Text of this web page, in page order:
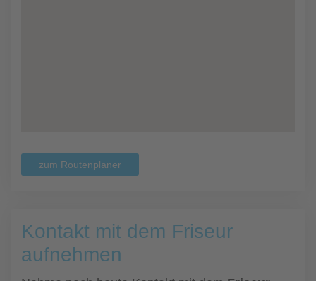
zum Routenplaner
Kontakt mit dem Friseur
aufnehmen